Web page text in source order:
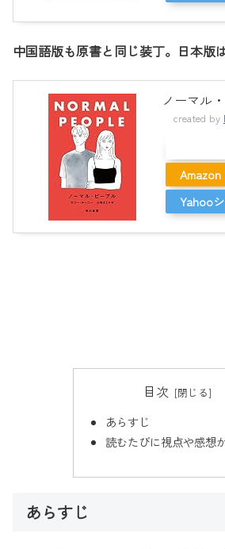
中国語版も原書と同じ装丁。日本版
ノーマル
created by
Amazon
Yahoo
目次
あらすじ
読むたびに視点や感想
あらすじ